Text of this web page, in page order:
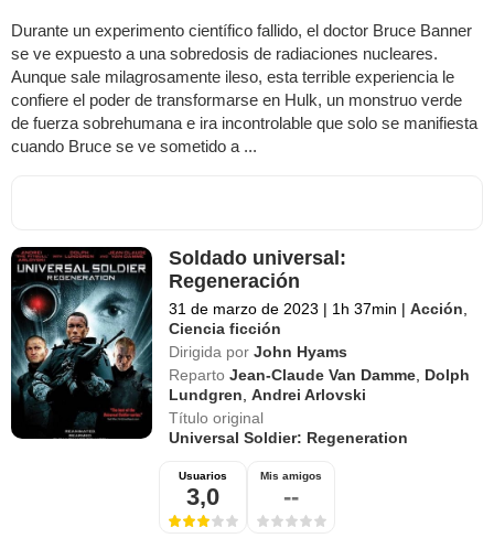
Durante un experimento científico fallido, el doctor Bruce Banner
se ve expuesto a una sobredosis de radiaciones nucleares.
Aunque sale milagrosamente ileso, esta terrible experiencia le
confiere el poder de transformarse en Hulk, un monstruo verde
de fuerza sobrehumana e ira incontrolable que solo se manifiesta
cuando Bruce se ve sometido a ...
Soldado universal:
Regeneración
31 de marzo de 2023 | 1h 37min | Acción
Ciencia ficción
Dirigida por John Hyams
Reparto Jean-Claude Van Damme Dolph
Lundgren ,Andrei Arlovski
Título original
Universal Soldier: Regeneration
Usuarios
3,0
Mis amigos
--